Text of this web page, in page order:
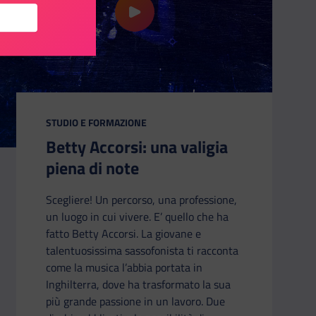
CATEGORIA:
STUDIO E FORMAZIONE
Betty Accorsi: una valigia
piena di note
Scegliere! Un percorso, una professione,
un luogo in cui vivere. E’ quello che ha
fatto Betty Accorsi. La giovane e
talentuosissima sassofonista ti racconta
come la musica l’abbia portata in
Inghilterra, dove ha trasformato la sua
più grande passione in un lavoro. Due